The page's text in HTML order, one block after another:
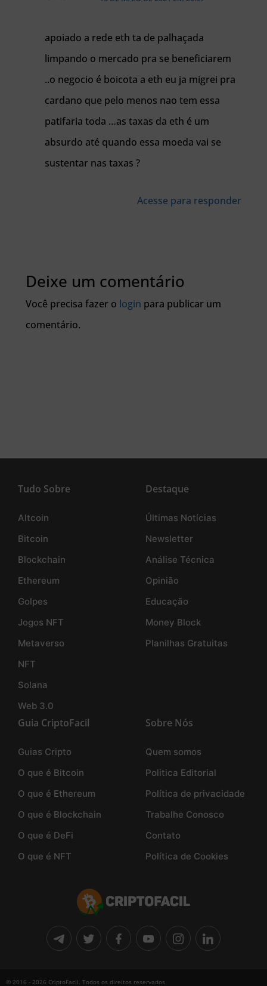
apoiado a rede eth ta de palhaçada
limpando o mercado pra se beneficiarem
..o negocio é boicota a eth eu ja migrei pra
cardano que pelo menos nao tem essa
patifaria toda …as taxas da eth é um
absurdo até quando essa moeda vai se
sustentar nas taxas ?
Acesse para responder
Deixe um comentário
Você precisa fazer o login para publicar um
comentário.
Tudo Sobre
Altcoin
Bitcoin
Blockchain
Ethereum
Golpes
Jogos NFT
Metaverso
NFT
Solana
Web 3.0
Destaque
Últimas Notícias
Newsletter
Análise Técnica
Opinião
Educação
Money Block
Planilhas Gratuitas
Guia CriptoFacil
Guias Cripto
O que é Bitcoin
O que é Ethereum
O que é Blockchain
O que é DeFi
O que é NFT
Sobre Nós
Quem somos
Politica Editorial
Política de privacidade
Trabalhe Conosco
Contato
Política de Cookies
© 2016 - 2026 CriptoFacil. Todos os direitos reservados